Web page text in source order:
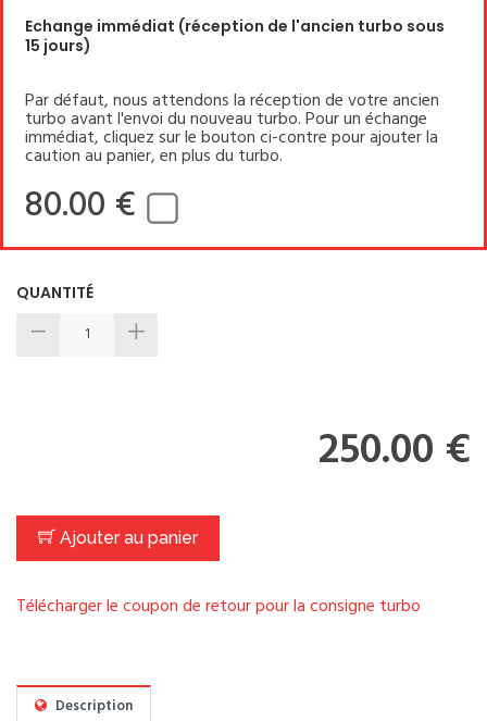
Echange immédiat (réception de l'ancien turbo sous
15 jours)
Par défaut, nous attendons la réception de votre ancien
turbo avant l'envoi du nouveau turbo. Pour un échange
immédiat, cliquez sur le bouton ci-contre pour ajouter la
caution au panier, en plus du turbo.
80.00 €
QUANTITÉ
250.00 €
Ajouter au panier
Télécharger le coupon de retour pour la consigne turbo
Description